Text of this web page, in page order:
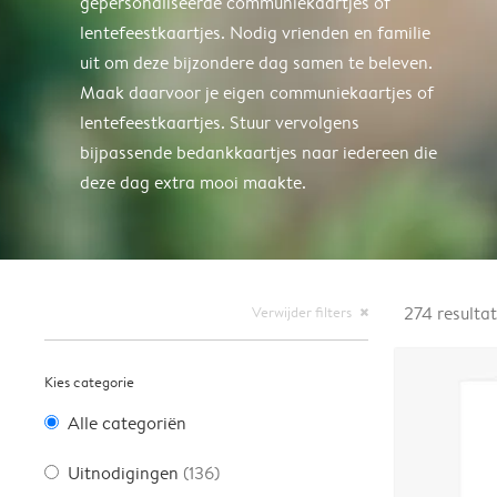
lentefeestkaartjes. Nodig vrienden en familie
uit om deze bijzondere dag samen te beleven.
Maak daarvoor je eigen communiekaartjes of
lentefeestkaartjes. Stuur vervolgens
bijpassende bedankkaartjes naar iedereen die
deze dag extra mooi maakte.
Verwijder filters close
Kies categorie
Alle categoriën
Uitnodigingen (136)
274